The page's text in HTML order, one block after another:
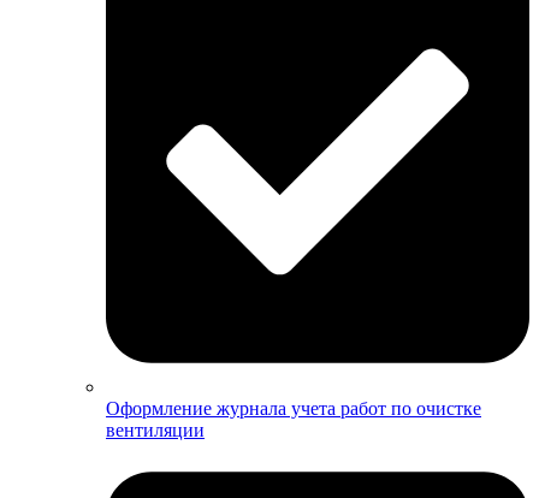
Оформление журнала учета работ по очистке
вентиляции